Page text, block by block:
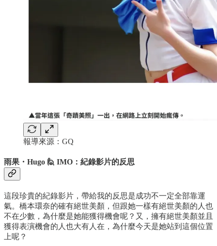
報導來源：GQ
雨果・Hugo 🙋 IMO：紀錄影片的反思
這段珍貴的紀錄影片，帶給我的反思是成功不一定全部靠運
氣。橋本環奈的確有絕世美顏，但跟她一樣有絕世美顏的人也
不在少數，為什麼是她能獲得機會呢？又，擁有絕世美顏並且
獲得表演機會的人也大有人在，為什麼今天是她站到這個位置
上呢？